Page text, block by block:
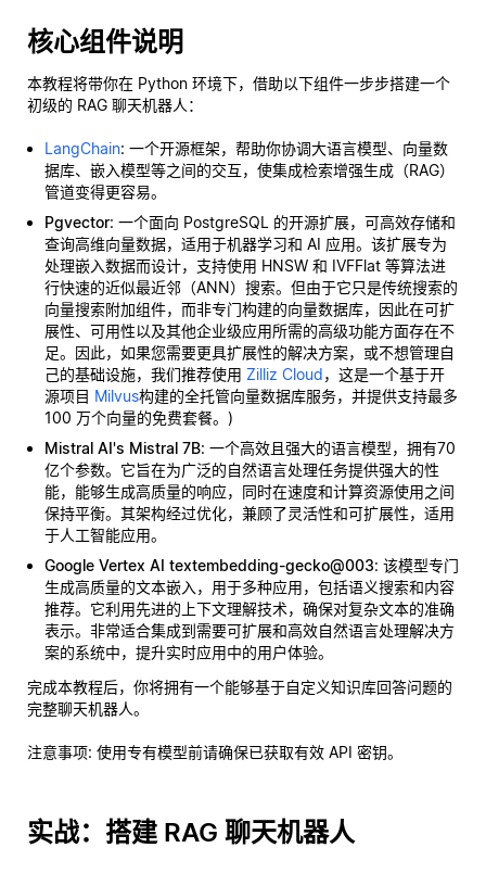
核心组件说明
本教程将带你在 Python 环境下，借助以下组件一步步搭建一个
初级的 RAG 聊天机器人：
LangChain: 一个开源框架，帮助你协调大语言模型、向量数
据库、嵌入模型等之间的交互，使集成检索增强生成（RAG）
管道变得更容易。
Pgvector: 一个面向 PostgreSQL 的开源扩展，可高效存储和
查询高维向量数据，适用于机器学习和 AI 应用。该扩展专为
处理嵌入数据而设计，支持使用 HNSW 和 IVFFlat 等算法进
行快速的近似最近邻（ANN）搜索。但由于它只是传统搜索的
向量搜索附加组件，而非专门构建的向量数据库，因此在可扩
展性、可用性以及其他企业级应用所需的高级功能方面存在不
足。因此，如果您需要更具扩展性的解决方案，或不想管理自
己的基础设施，我们推荐使用 Zilliz Cloud，这是一个基于开
源项目 Milvus构建的全托管向量数据库服务，并提供支持最多
100 万个向量的免费套餐。)
Mistral AI's Mistral 7B: 一个高效且强大的语言模型，拥有70
亿个参数。它旨在为广泛的自然语言处理任务提供强大的性
能，能够生成高质量的响应，同时在速度和计算资源使用之间
保持平衡。其架构经过优化，兼顾了灵活性和可扩展性，适用
于人工智能应用。
Google Vertex AI textembedding-gecko@003: 该模型专门
生成高质量的文本嵌入，用于多种应用，包括语义搜索和内容
推荐。它利用先进的上下文理解技术，确保对复杂文本的准确
表示。非常适合集成到需要可扩展和高效自然语言处理解决方
案的系统中，提升实时应用中的用户体验。
完成本教程后，你将拥有一个能够基于自定义知识库回答问题的
完整聊天机器人。
注意事项: 使用专有模型前请确保已获取有效 API 密钥。
实战：搭建 RAG 聊天机器人